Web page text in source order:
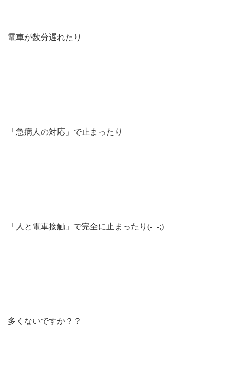
電車が数分遅れたり
「急病人の対応」で止まったり
「人と電車接触」で完全に止まったり(-_-;)
多くないですか？？